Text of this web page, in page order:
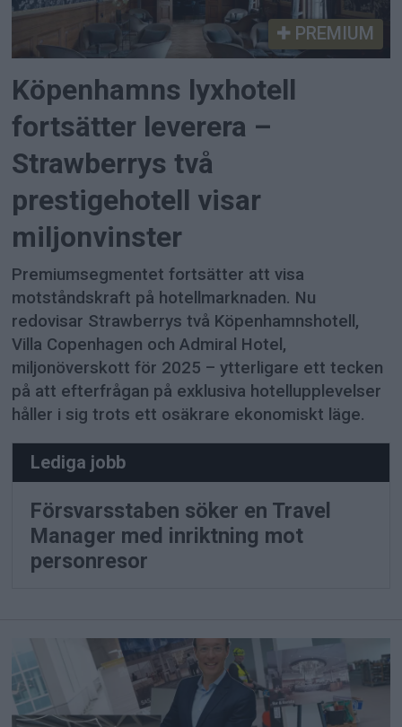
PREMIUM
Köpenhamns lyxhotell
fortsätter leverera –
Strawberrys två
prestigehotell visar
miljonvinster
Premiumsegmentet fortsätter att visa
motståndskraft på hotellmarknaden. Nu
redovisar Strawberrys två Köpenhamnshotell,
Villa Copenhagen och Admiral Hotel,
miljonöverskott för 2025 – ytterligare ett tecken
på att efterfrågan på exklusiva hotellupplevelser
håller i sig trots ett osäkrare ekonomiskt läge.
Lediga jobb
Försvarsstaben söker en Travel
Manager med inriktning mot
personresor